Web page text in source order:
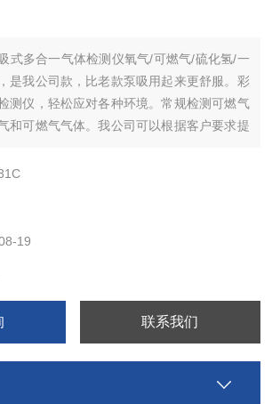
式多合一气体检测仪氧气/可燃气/硫化氢/一
是我公司款，比老款泵吸用起来更舒服。彩
测仪，轻松应对各种环境。常规检测可燃气
和可燃气气体。我公司可以根据客户要求提
19
联系我们